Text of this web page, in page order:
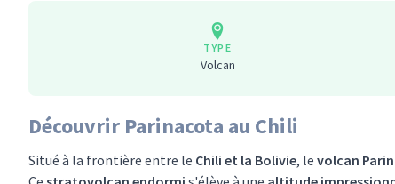
TYPE
Volcan
Découvrir Parinacota au Chili
Situé à la frontière entre le Chili et la Bolivie, le volcan